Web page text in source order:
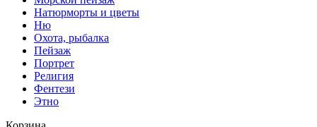
Натюрморты и цветы
Ню
Охота, рыбалка
Пейзаж
Портрет
Религия
Фентези
Этно